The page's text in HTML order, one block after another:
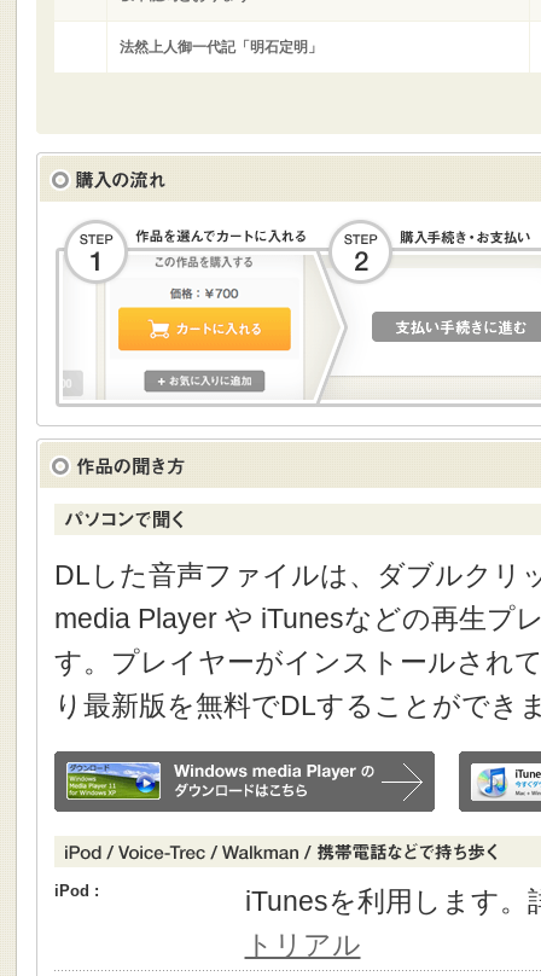
法然上人御一代記「明石定明」
DLした音声ファイルは、ダブルクリ
media Player や iTunesなどの再生プ
す。プレイヤーがインストールされ
り最新版を無料でDLすることができ
iPod :
iTunesを利用します
トリアル